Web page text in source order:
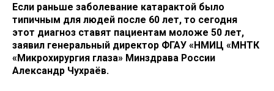
Если раньше заболевание катарактой было
типичным для людей после 60 лет, то сегодня
этот диагноз ставят пациентам моложе 50 лет,
заявил генеральный директор ФГАУ «НМИЦ «МНТК
«Микрохирургия глаза» Минздрава России
Александр Чухраёв.